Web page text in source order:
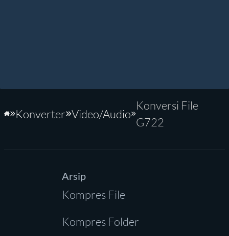
Beranda
Konverter Video/Audio
Konversi File
G722
Arsip
Kompres File
Kompres Folder